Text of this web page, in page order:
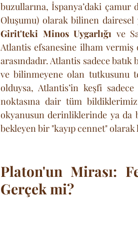
buzullarına, İspanya’daki çamur
Girit'teki Minos Uygarlığı ve
Atlantis efsanesine ilham
arasındadır. Atlantis sadece
ve bilinmeyene olan tutkusunu
olduysa, Atlantis’in keşfi
noktasına dair tüm
okyanusun derinliklerinde ya da
bekleyen bir "kayıp cennet"
Platon'un Mirası:
Gerçek mi?